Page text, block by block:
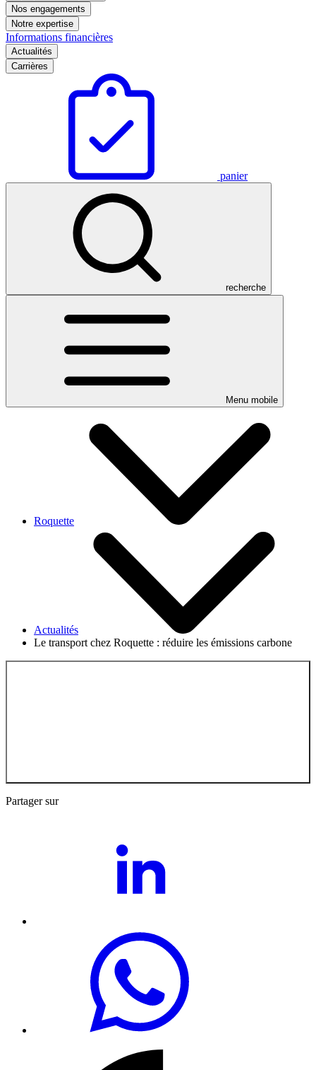
Nos engagements
Notre expertise
Informations financières
Actualités
Carrières
panier
recherche
Menu mobile
Roquette
Actualités
Le transport chez Roquette : réduire les émissions carbone
Partager sur